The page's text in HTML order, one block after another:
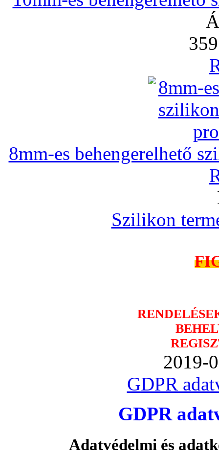
8mm-es behengerelhető
Szilikon
2019-
GDPR
GDPR
Adatvédelmi és